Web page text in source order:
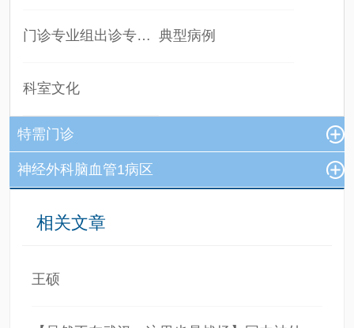
门诊专业组出诊专… 典型病例
科室文化
特需门诊
神经外科脑血管1病区
相关文章
王硕